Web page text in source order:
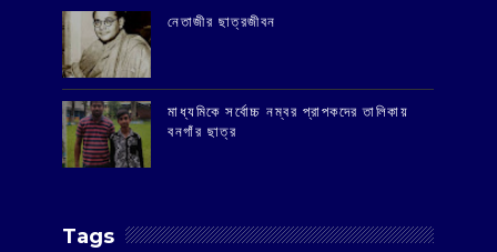
‌নেতাজীর ছাত্রজীবন
মাধ্যমিকে সর্বোচ্চ নম্বর প্রাপকদের তালিকায়
বনগাঁর ছাত্র
Tags